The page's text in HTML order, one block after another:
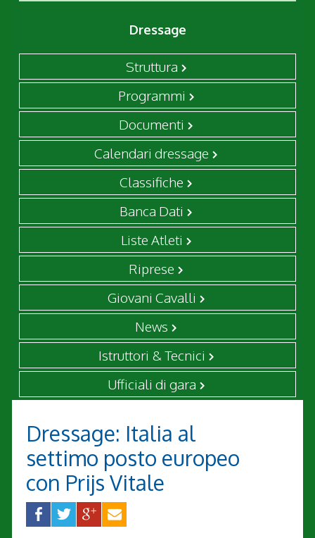
Dressage
Struttura
Programmi
Documenti
Calendari dressage
Classifiche
Banca Dati
Liste Atleti
Riprese
Giovani Cavalli
News
Istruttori & Tecnici
Ufficiali di gara
Dressage: Italia al
settimo posto europeo
con Prijs Vitale